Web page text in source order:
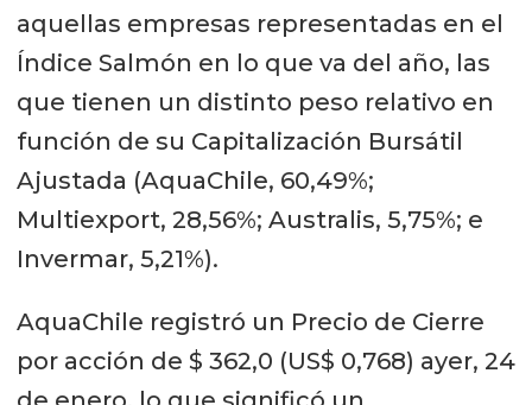
aquellas empresas representadas en el
Índice Salmón en lo que va del año, las
que tienen un distinto peso relativo en
función de su Capitalización Bursátil
Ajustada (AquaChile, 60,49%;
Multiexport, 28,56%; Australis, 5,75%; e
Invermar, 5,21%).
AquaChile registró un Precio de Cierre
por acción de $ 362,0 (US$ 0,768) ayer, 24